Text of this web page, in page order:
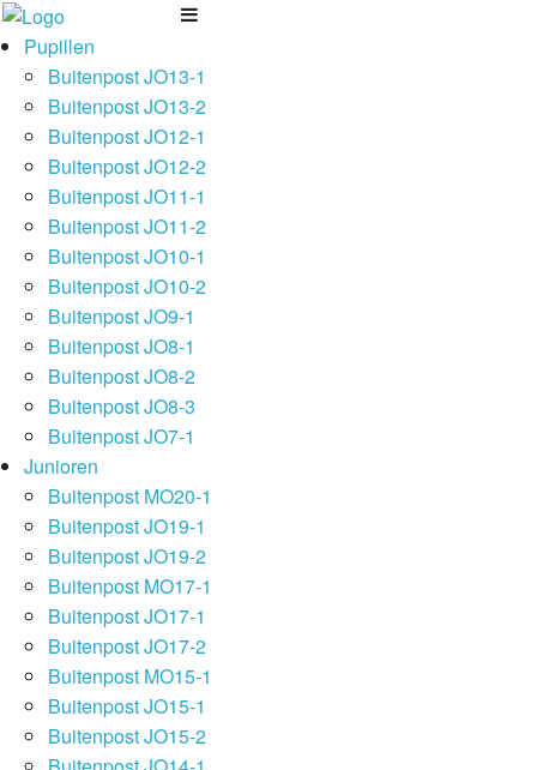
Pupillen
Buitenpost JO13-1
Buitenpost JO13-2
Buitenpost JO12-1
Buitenpost JO12-2
Buitenpost JO11-1
Buitenpost JO11-2
Buitenpost JO10-1
Buitenpost JO10-2
Buitenpost JO9-1
Buitenpost JO8-1
Buitenpost JO8-2
Buitenpost JO8-3
Buitenpost JO7-1
Junioren
Buitenpost MO20-1
Buitenpost JO19-1
Buitenpost JO19-2
Buitenpost MO17-1
Buitenpost JO17-1
Buitenpost JO17-2
Buitenpost MO15-1
Buitenpost JO15-1
Buitenpost JO15-2